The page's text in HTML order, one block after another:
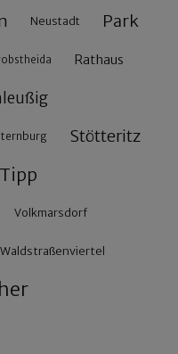
Neustadt Park
Rathaus
Stötteritz
Tipp
Volkmarsdorf
Waldstraßenviertel